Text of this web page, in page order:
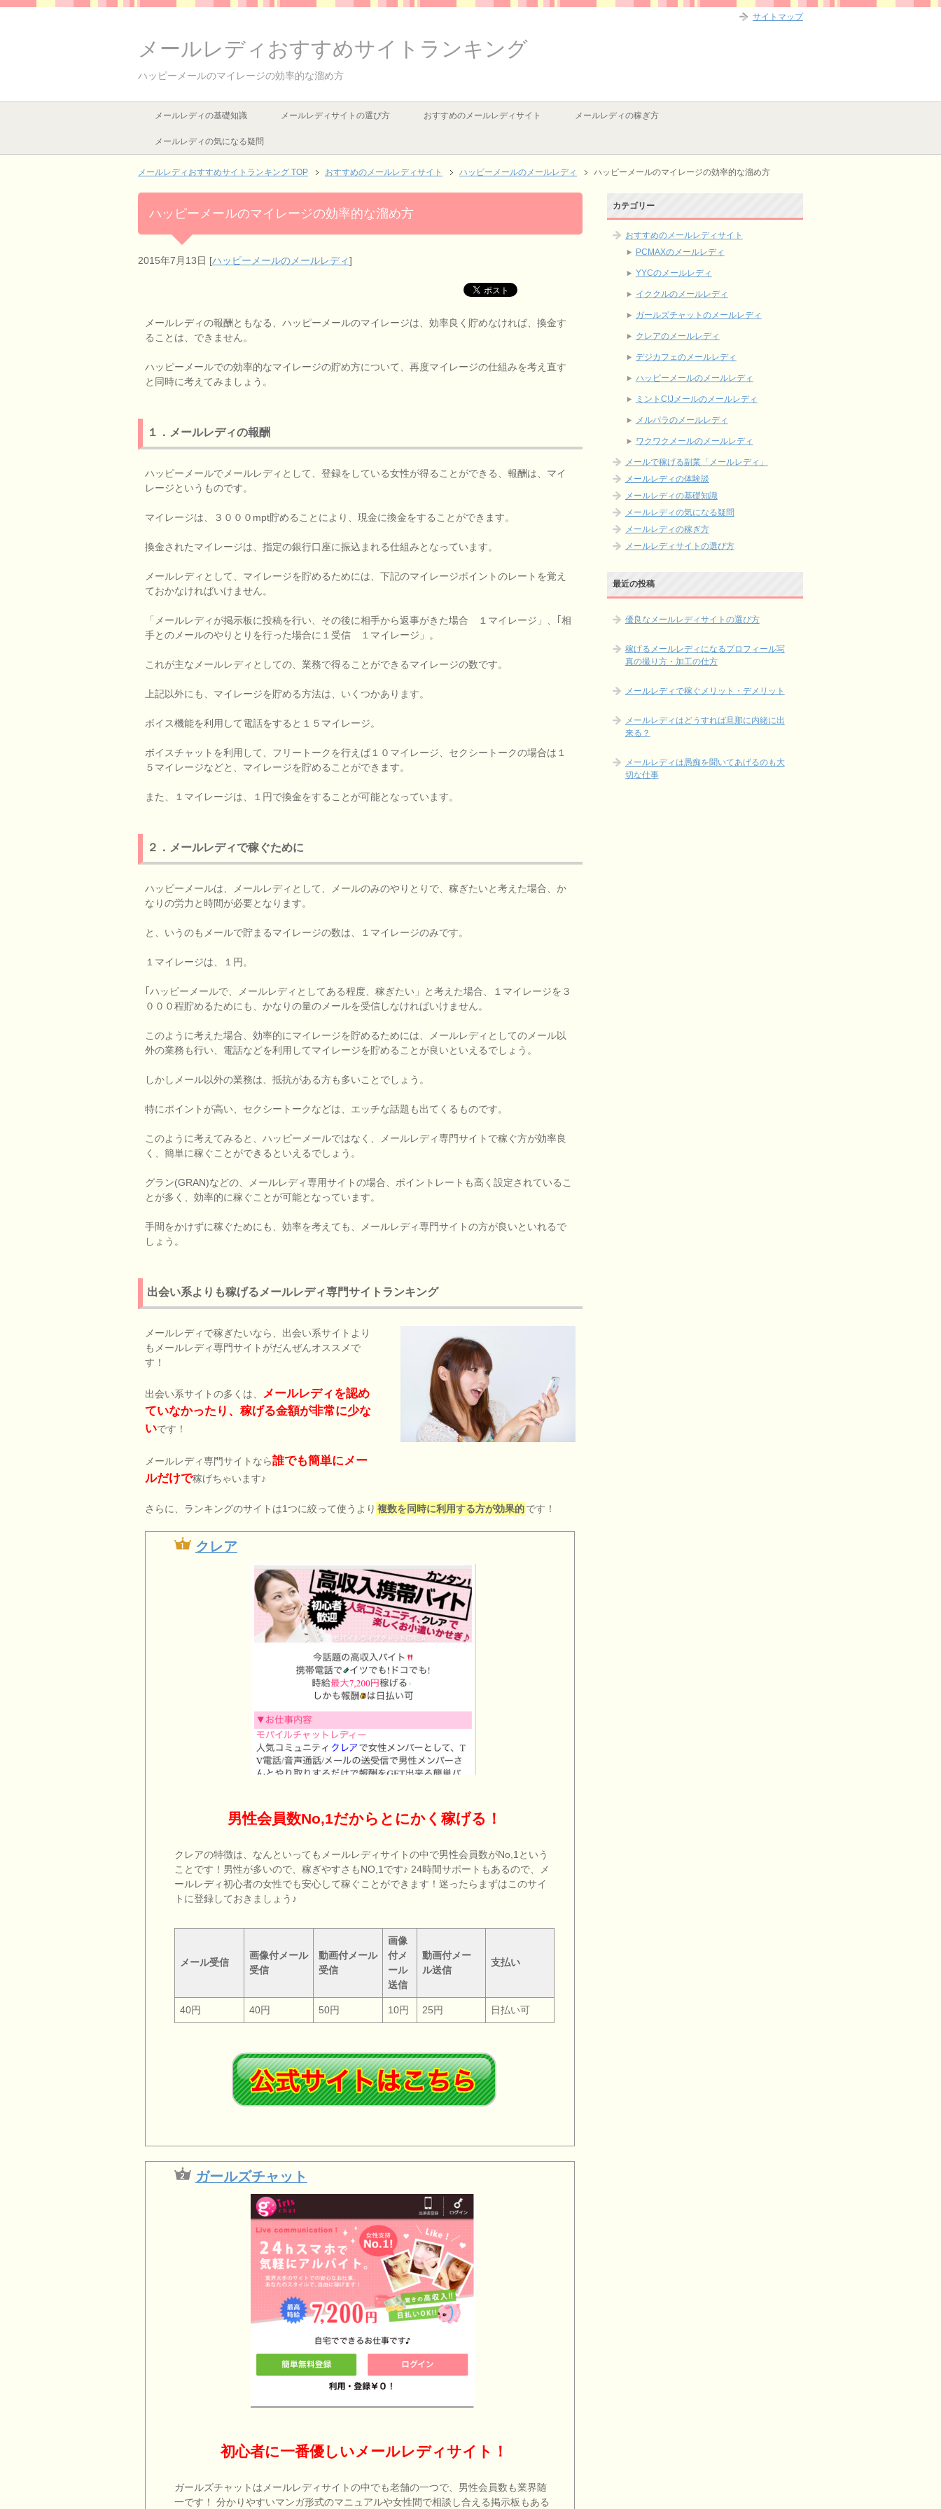
メールレディおすすめサイトランキング
ハッピーメールのマイレージの効率的な溜め方
メールレディの基礎知識 メールレディサイトの選び方 おすすめのメールレディサイト メールレディの稼ぎ方
メールレディの気になる疑問
メールレディおすすめサイトランキング TOP おすすめのメールレディサイト ハッピーメールのメールレディ ハッピーメールのマイレージの効率的な溜め方
ハッピーメールのマイレージの効率的な溜め方
2015年7月13日 [ハッピーメールのメールレディ]
メールレディの報酬ともなる、ハッピーメールのマイレージは、効率良く貯めなければ、換金す
ることは、できません。
ハッピーメールでの効率的なマイレージの貯め方について、再度マイレージの仕組みを考え直す
と同時に考えてみましょう。
１．メールレディの報酬
ハッピーメールでメールレディとして、登録をしている女性が得ることができる、報酬は、マイ
レージというものです。
マイレージは、３０００mpt貯めることにより、現金に換金をすることができます。
換金されたマイレージは、指定の銀行口座に振込まれる仕組みとなっています。
メールレディとして、マイレージを貯めるためには、下記のマイレージポイントのレートを覚え
ておかなければいけません。
「メールレディが掲示板に投稿を行い、その後に相手から返事がきた場合 １マイレージ」、｢相
手とのメールのやりとりを行った場合に１受信 １マイレージ」。
これが主なメールレディとしての、業務で得ることができるマイレージの数です。
上記以外にも、マイレージを貯める方法は、いくつかあります。
ボイス機能を利用して電話をすると１５マイレージ。
ボイスチャットを利用して、フリートークを行えば１０マイレージ、セクシートークの場合は１
５マイレージなどと、マイレージを貯めることができます。
また、１マイレージは、１円で換金をすることが可能となっています。
２．メールレディで稼ぐために
ハッピーメールは、メールレディとして、メールのみのやりとりで、稼ぎたいと考えた場合、か
なりの労力と時間が必要となります。
と、いうのもメールで貯まるマイレージの数は、１マイレージのみです。
１マイレージは、１円。
｢ハッピーメールで、メールレディとしてある程度、稼ぎたい」と考えた場合、１マイレージを３
０００程貯めるためにも、かなりの量のメールを受信しなければいけません。
このように考えた場合、効率的にマイレージを貯めるためには、メールレディとしてのメール以
外の業務も行い、電話などを利用してマイレージを貯めることが良いといえるでしょう。
しかしメール以外の業務は、抵抗がある方も多いことでしょう。
特にポイントが高い、セクシートークなどは、エッチな話題も出てくるものです。
このように考えてみると、ハッピーメールではなく、メールレディ専門サイトで稼ぐ方が効率良
く、簡単に稼ぐことができるといえるでしょう。
グラン(GRAN)などの、メールレディ専用サイトの場合、ポイントレートも高く設定されているこ
とが多く、効率的に稼ぐことが可能となっています。
手間をかけずに稼ぐためにも、効率を考えても、メールレディ専門サイトの方が良いといれるで
しょう。
出会い系よりも稼げるメールレディ専門サイトランキング
メールレディで稼ぎたいなら、出会い系サイトより
もメールレディ専門サイトがだんぜんオススメで
す！
出会い系サイトの多くは、
メールレディを認め
ていなかったり、稼げる金額が非常に少な
いです！
メールレディ専門サイトなら誰でも簡単にメー
ルだけで稼げちゃいます♪
さらに、ランキングのサイトは1つに絞って使うより 複数を同時に利用する方が効果的です！
クレア
男性会員数No,1だからとにかく稼げる！
クレアの特徴は、なんといってもメールレディサイトの中で男性会員数がNo,1という
ことです！男性が多いので、稼ぎやすさもNO,1です♪ 24時間サポートもあるので、メ
ールレディ初心者の女性でも安心して稼ぐことができます！迷ったらまずはこのサイ
トに登録しておきましょう♪
メール受信
画像付メール
受信
動画付メール
受信
画像
付メ
ール
送信
動画付メー
ル送信
支払い
40円 40円 50円 10円 25円 日払い可
ガールズチャット
初心者に一番優しいメールレディサイト！
ガールズチャットはメールレディサイトの中でも老舗の一つで、男性会員数も業界随
一です！ 分かりやすいマンガ形式のマニュアルや女性間で相談し合える掲示板もある
カテゴリー
おすすめのメールレディサイト
PCMAXのメールレディ
YYCのメールレディ
イククルのメールレディ
ガールズチャットのメールレディ
クレアのメールレディ
デジカフェのメールレディ
ハッピーメールのメールレディ
ミントC!Jメールのメールレディ
メルパラのメールレディ
ワクワクメールのメールレディ
メールで稼げる副業「メールレディ」
メールレディの体験談
メールレディの基礎知識
メールレディの気になる疑問
メールレディの稼ぎ方
メールレディサイトの選び方
最近の投稿
優良なメールレディサイトの選び方
稼げるメールレディになるプロフィール写
真の撮り方・加工の仕方
メールレディで稼ぐメリット・デメリット
メールレディはどうすれば旦那に内緒に出
来る？
メールレディは愚痴を聞いてあげるのも大
切な仕事
サイトマップ